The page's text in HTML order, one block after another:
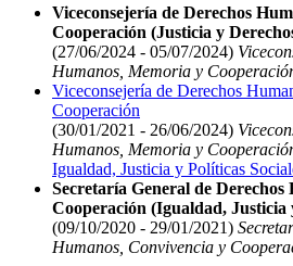
Viceconsejería de Derechos
Cooperación (Justicia y
(27/06/2024 - 05/07/2024)
Humanos, Memoria y
Viceconsejería de Derechos
Cooperación
(30/01/2021 - 26/06/2024)
Humanos, Memoria y
Igualdad, Justicia y Políticas
Secretaría General de
Cooperación (Igualdad, Justicia
(09/10/2020 - 29/01/2021)
Humanos, Convivencia y